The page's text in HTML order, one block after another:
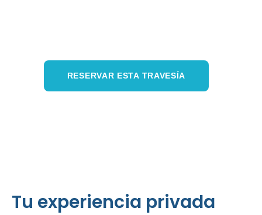
RESERVAR ESTA TRAVESÍA
Tu experiencia privada